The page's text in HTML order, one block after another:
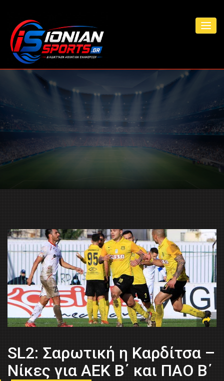
SL2: Σαρωτική η Καρδίτσα –
Nίκες για ΑΕΚ Β΄ και ΠΑΟ Β΄